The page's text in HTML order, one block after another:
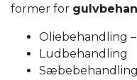
former for
Oliebehandling
Ludbehandling
Sæbebehandling